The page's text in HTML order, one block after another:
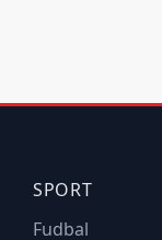
SPORT
Fudbal